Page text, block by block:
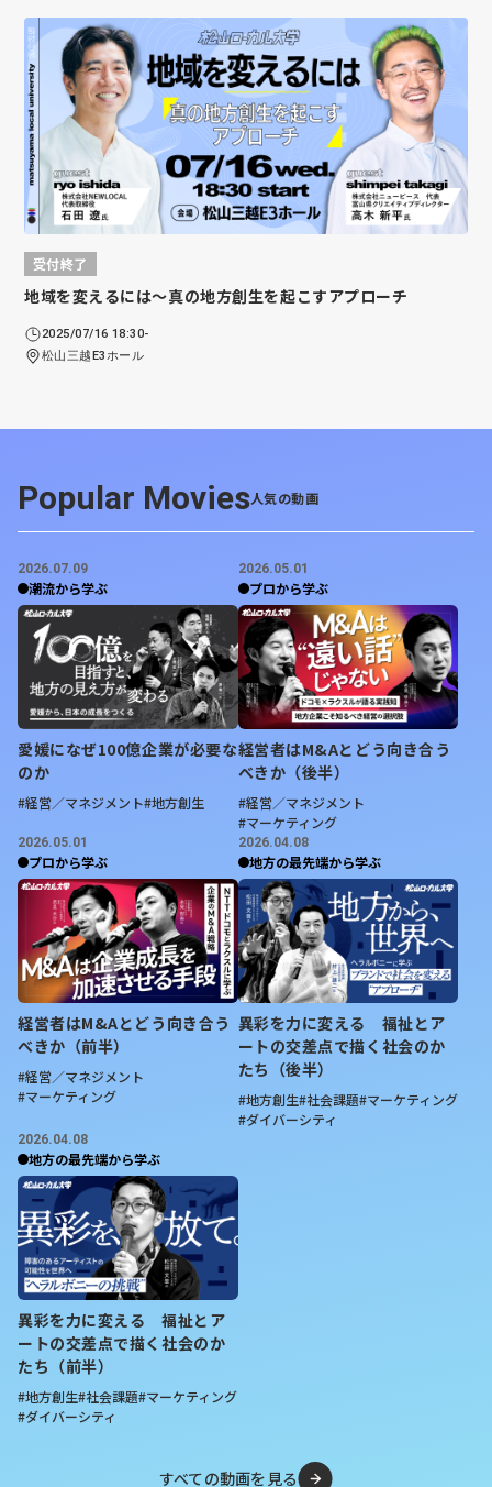
受付終了
地域を変えるには〜真の地方創生を起こすアプローチ
2025/07/16 18:30-
松山三越E3ホール
Popular Movies人気の動画
2026.07.09
潮流から学ぶ
愛媛になぜ100億企業が必要な
のか
#経営／マネジメント#地方創生
2026.05.01
プロから学ぶ
経営者はM&Aとどう向き合う
べきか（後半）
#経営／マネジメント
#マーケティング
2026.05.01
プロから学ぶ
経営者はM&Aとどう向き合う
べきか（前半）
#経営／マネジメント
#マーケティング
2026.04.08
地方の最先端から学ぶ
異彩を力に変える 福祉とア
ートの交差点で描く社会のか
たち（後半）
#地方創生#社会課題#マーケティング
#ダイバーシティ
2026.04.08
地方の最先端から学ぶ
異彩を力に変える 福祉とア
ートの交差点で描く社会のか
たち（前半）
#地方創生#社会課題#マーケティング
#ダイバーシティ
すべての動画を見る